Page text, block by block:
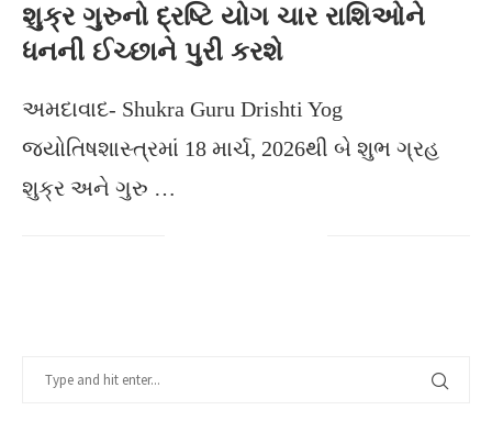
શુક્ર ગુરુનો દ્રષ્ટિ યોગ ચાર રાશિઓને
ધનની ઈચ્છાને પુરી કરશે
અમદાવાદ- Shukra Guru Drishti Yog
જ્યોતિષશાસ્ત્રમાં 18 માર્ચ, 2026થી બે શુભ ગ્રહ
શુક્ર અને ગુરુ …